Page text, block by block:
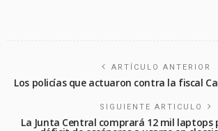
ARTÍCULO ANTERIOR
Los policías que actuaron contra la fiscal
SIGUIENTE ARTICULO
La Junta Central comprará 12 mil laptops